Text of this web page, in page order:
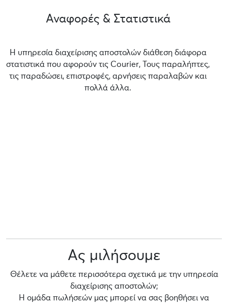
Αναφορές & Στατιστικά
Η υπηρεσία διαχείρισης αποστολών διάθεση διάφορα
στατιστικά που αφορούν τις Courier, Τους παραλήπτες,
τις παραδώσει, επιστροφές, αρνήσεις παραλαβών και
πολλά άλλα.
Ας μιλήσουμε
Θέλετε να μάθετε περισσότερα σχετικά με την υπηρεσία
διαχείρισης αποστολών;
Η ομάδα πωλήσεών μας μπορεί να σας βοηθήσει να